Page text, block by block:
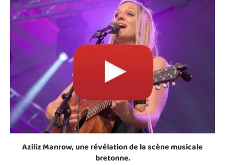
Aziliz Manrow, une révélation de la scène musicale
bretonne.